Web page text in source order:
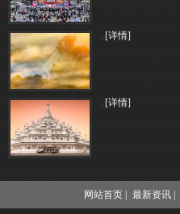
..[详情]
..[详情]
网站首页 | 最新资讯 |